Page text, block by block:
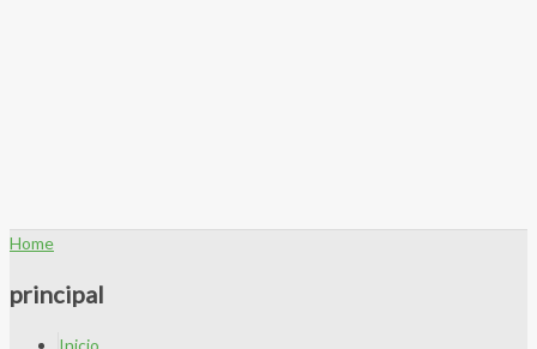
Home
principal
Inicio